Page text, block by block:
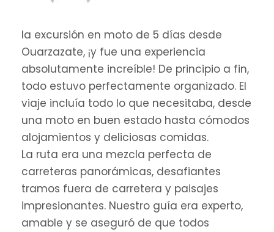
la excursión en moto de 5 días desde
Ouarzazate, ¡y fue una experiencia
absolutamente increíble! De principio a fin,
todo estuvo perfectamente organizado. El
viaje incluía todo lo que necesitaba, desde
una moto en buen estado hasta cómodos
alojamientos y deliciosas comidas.
La ruta era una mezcla perfecta de
carreteras panorámicas, desafiantes
tramos fuera de carretera y paisajes
impresionantes. Nuestro guía era experto,
amable y se aseguró de que todos